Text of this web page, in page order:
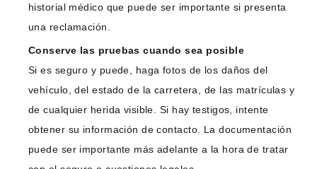
historial médico que puede ser importante si presenta
una reclamación.
Conserve las pruebas cuando sea posible
Si es seguro y puede, haga fotos de los daños del
vehículo, del estado de la carretera, de las matrículas y
de cualquier herida visible. Si hay testigos, intente
obtener su información de contacto. La documentación
puede ser importante más adelante a la hora de tratar